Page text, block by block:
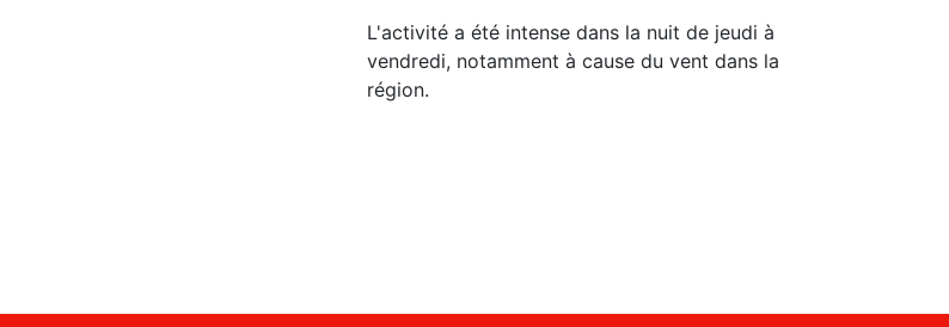
L'activité a été intense dans la nuit de jeudi à
vendredi, notamment à cause du vent dans la
région.